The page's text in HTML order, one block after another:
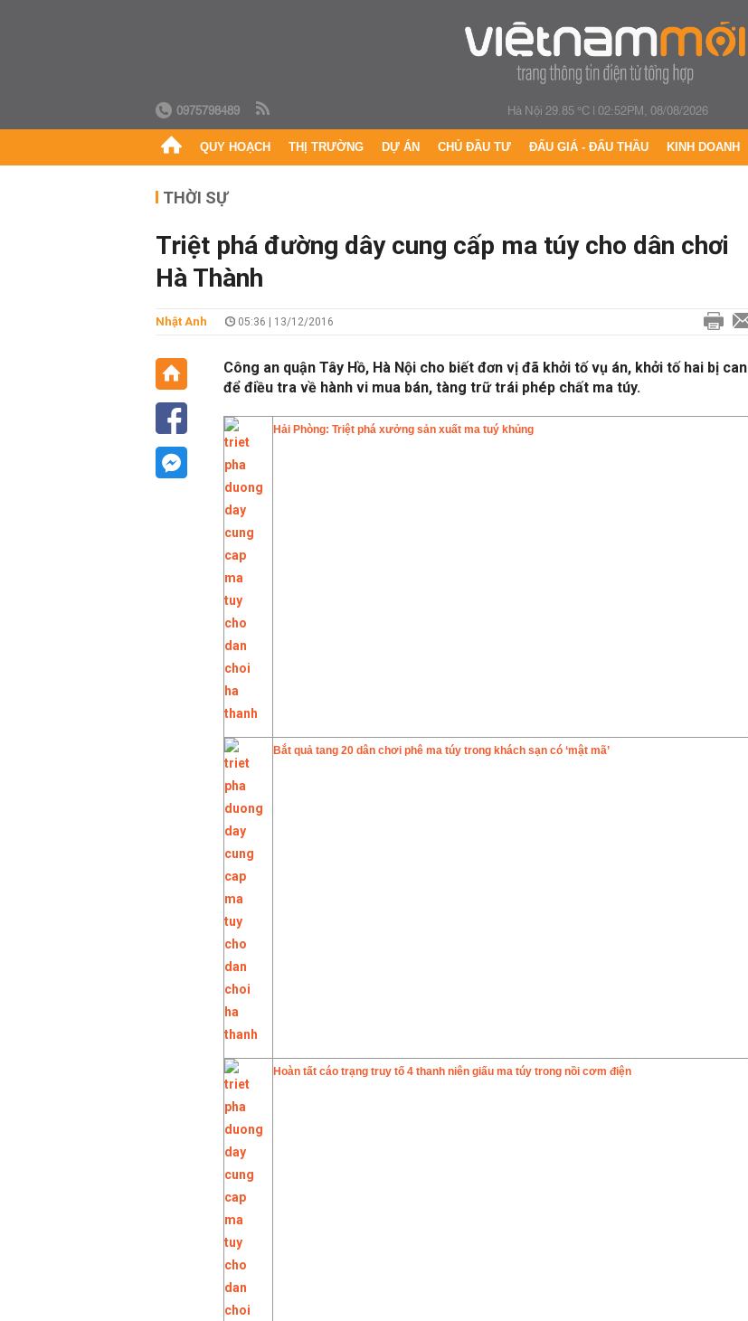
0975798489 Hà Nội 29.85 °C|02:52PM, 08/08/2026
QUY HOẠCH THỊ TRƯỜNG DỰ ÁN CHỦ ĐẦU TƯ ĐẤU GIÁ - ĐẤU THẦU KINH DOANH
THỜI SỰ
Triệt phá đường dây cung cấp ma túy cho dân chơi
Hà Thành
Nhật Anh 05:36 | 13/12/2016
Công an quận Tây Hồ, Hà Nội cho biết đơn vị đã khởi tố vụ án, khởi tố hai bị can
để điều tra về hành vi mua bán, tàng trữ trái phép chất ma túy.
Hải Phòng: Triệt phá xưởng sản xuất ma tuý khủng
Bắt quả tang 20 dân chơi phê ma túy trong khách sạn có ‘mật mã’
Hoàn tất cáo trạng truy tố 4 thanh niên giấu ma túy trong nồi cơm điện